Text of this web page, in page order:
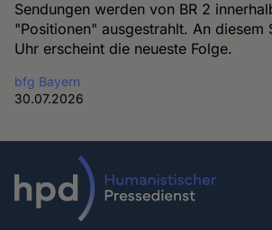
Sendungen werden von BR 2
"Positionen" ausgestrahlt. An diesem
Uhr erscheint die neueste Folge.
bfg Bayern
30.07.2026